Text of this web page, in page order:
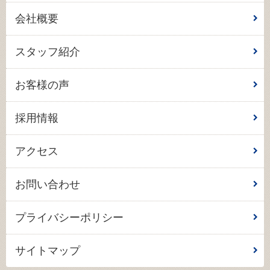
会社概要
スタッフ紹介
お客様の声
採用情報
アクセス
お問い合わせ
プライバシーポリシー
サイトマップ